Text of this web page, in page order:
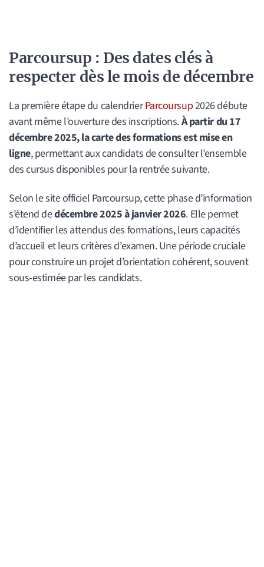
Parcoursup : Des dates clés à
respecter dès le mois de décembre
La première étape du calendrierParcoursup2026 débute
avant même l’ouverture des inscriptions.À partir du 17
décembre 2025, la carte des formations est mise en
ligne, permettant aux candidats de consulter l’ensemble
des cursus disponibles pour la rentrée suivante.
Selon le site officiel Parcoursup, cette phase d’information
s’étend dedécembre 2025 à janvier 2026. Elle permet
d’identifier les attendus des formations, leurs capacités
d’accueil et leurs critères d’examen. Une période cruciale
pour construire un projet d’orientation cohérent, souvent
sous-estimée par les candidats.